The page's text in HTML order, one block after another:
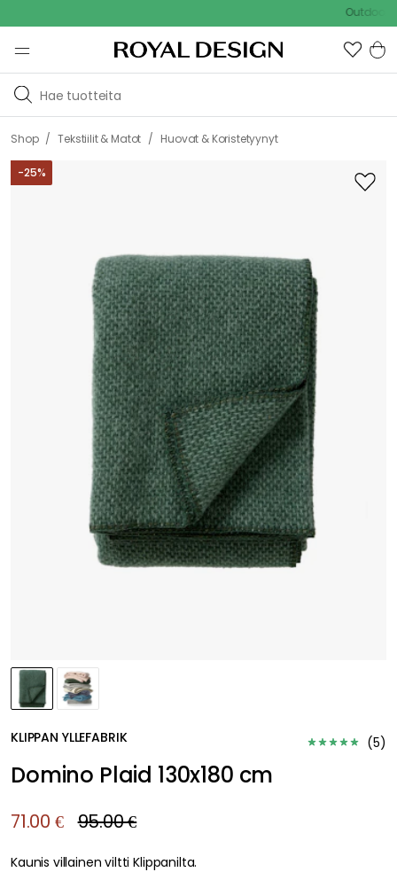
Outdoor Sale
Shop / Tekstiilit & Matot / Huovat & Koristetyynyt
-25%
KLIPPAN YLLEFABRIK (5)
Domino Plaid 130x180 cm
71.00 € 95.00 €
Kaunis villainen viltti Klippanilta.